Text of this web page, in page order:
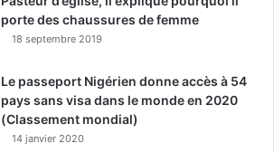
porte des chaussures de femme
18 septembre 2019
Le passeport Nigérien donne accès à 54
pays sans visa dans le monde en 2020
(Classement mondial)
14 janvier 2020